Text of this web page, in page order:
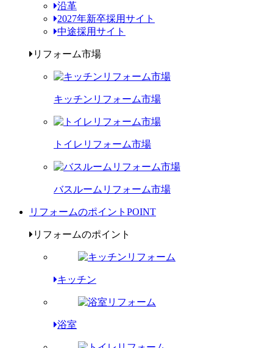
沿革
2027年新卒採用サイト
中途採用サイト
リフォーム市場
キッチンリフォーム市場
トイレリフォーム市場
バスルームリフォーム市場
リフォームのポイント POINT
リフォームのポイント
キッチン
浴室